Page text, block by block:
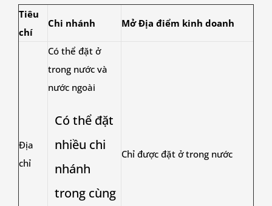
Tiêu
chí
Chi nhánh Mở Địa điểm kinh doanh
Địa
chỉ
Có thể đặt ở
trong nước và
nước ngoài
Có thể đặt
nhiều chi
nhánh
trong cùng
Chỉ được đặt ở trong nước